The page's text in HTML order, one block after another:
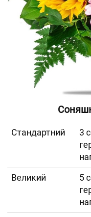
Cтандартний
3
Великий
5